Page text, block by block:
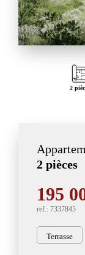
2
2 pièces
195
ref.: 7337845
Terrasse